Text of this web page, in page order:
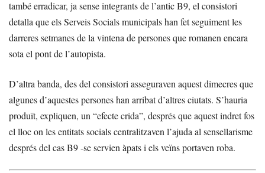
també erradicar, ja sense integrants de l’antic B9, el consistori
detalla que els Serveis Socials municipals han fet seguiment les
darreres setmanes de la vintena de persones que romanen encara
sota el pont de l’autopista.
D’altra banda, des del consistori asseguraven aquest dimecres que
algunes d’aquestes persones han arribat d’altres ciutats. S’hauria
produït, expliquen, un “efecte crida”, després que aquest indret fos
el lloc on les entitats socials centralitzaven l’ajuda al sensellarisme
després del cas B9 -se servien àpats i els veïns portaven roba.